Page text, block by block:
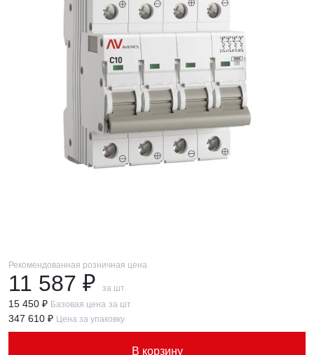
Рекомендованная розничная цена
11 587 ₽ за шт
15 450 ₽ Базовая цена за шт
347 610 ₽ Цена за упаковку
В корзину